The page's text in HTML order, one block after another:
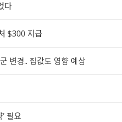
다
$300 지급
변경.. 집값도 영향 예상
필요